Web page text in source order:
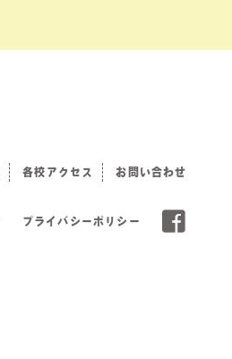
各校アクセス お問い合わせ
プライバシーポリシー